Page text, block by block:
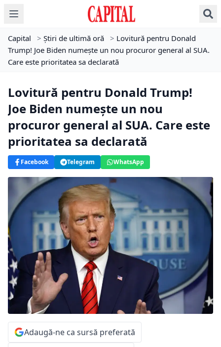
Capital > Știri de ultimă oră > Lovitură pentru Donald
Trump! Joe Biden numește un nou procuror general al SUA.
Care este prioritatea sa declarată
Lovitură pentru Donald Trump!
Joe Biden numește un nou
procuror general al SUA. Care este
prioritatea sa declarată
Facebook Telegram WhatsApp
Adaugă-ne ca sursă preferată